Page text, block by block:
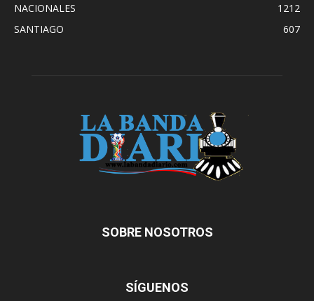
NACIONALES
1212
SANTIAGO
607
SOBRE NOSOTROS
SÍGUENOS